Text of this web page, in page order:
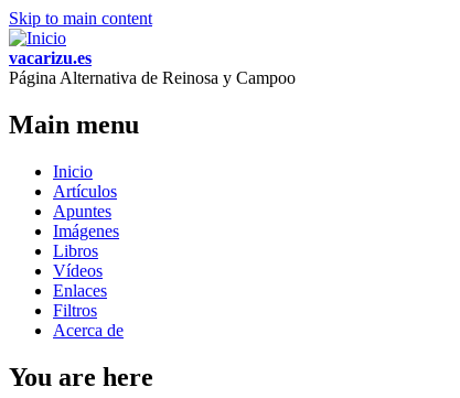
Skip to main content
vacarizu.es
Página Alternativa de Reinosa y Campoo
Main menu
Inicio
Artículos
Apuntes
Imágenes
Libros
Vídeos
Enlaces
Filtros
Acerca de
You are here